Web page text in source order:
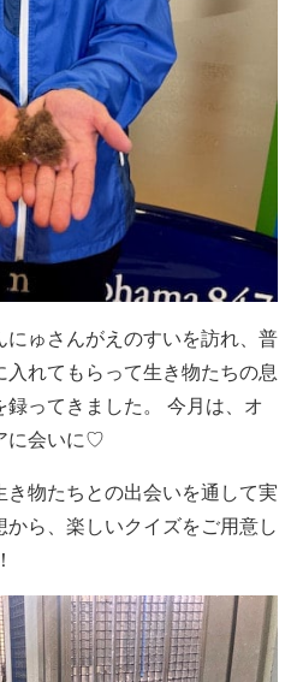
ゅさんがえのすいを訪れ、普
れてもらって生き物たちの息
録ってきました。 今月は、オ
に会いに♡
物たちとの出会いを通して実
ら、楽しいクイズをご用意し